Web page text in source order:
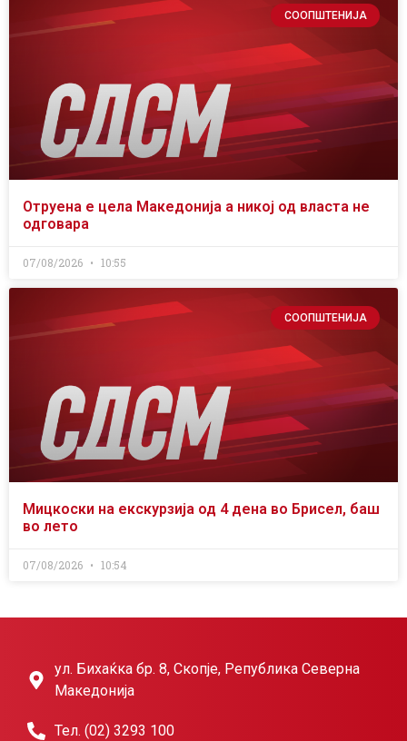
СООПШТЕНИЈА
Отруена е цела Македонија а никој од власта не
одговара
07/08/2026 10:55
СООПШТЕНИЈА
Мицкоски на екскурзија од 4 дена во Брисел, баш
во лето
07/08/2026 10:54
ул. Бихаќка бр. 8, Скопје, Република Северна
Македонија
Тел. (02) 3293 100